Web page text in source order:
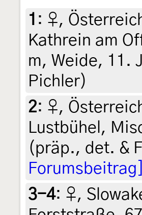
1 : ♀,
Kathrein am
m, Weide, 11.
Pichler)
2: ♀,
Lustbühel,
(präp., det. &
Forumsbeitrag]
3-4: ♀,